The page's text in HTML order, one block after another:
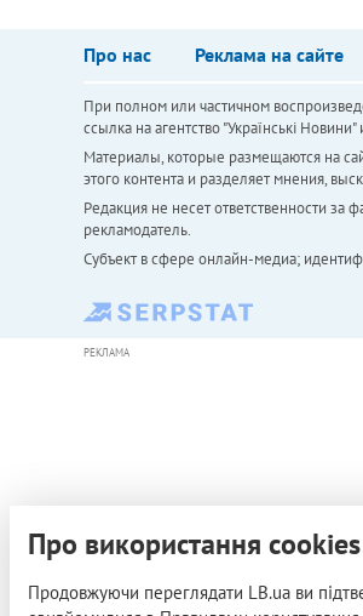
Про нас Реклама на сайте
При полном или частичном
ссылка на агентство "Українськi
Материалы, которые размещаются на
этого контента и разделяет мнения,
Редакция не несет ответственности
рекламодатель.
Субъект в сфере онлайн-медиа;
РЕКЛАМА
Про використання cookies
Продовжуючи переглядати LB.ua ви